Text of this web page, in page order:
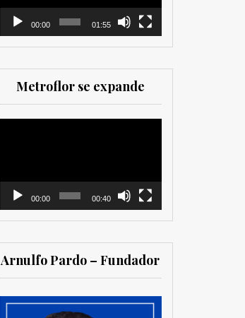
que trabajan en el sector
00:00 01:55
Metroflor se expande
00:00 00:40
Arnulfo Pardo – Fundador